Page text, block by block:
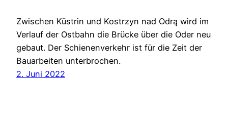
Zwischen Küstrin und Kostrzyn nad Odrą wird im
Verlauf der Ostbahn die Brücke über die Oder neu
gebaut. Der Schienenverkehr ist für die Zeit der
Bauarbeiten unterbrochen.
2. Juni 2022